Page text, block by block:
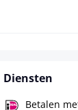
Diensten
Betalen